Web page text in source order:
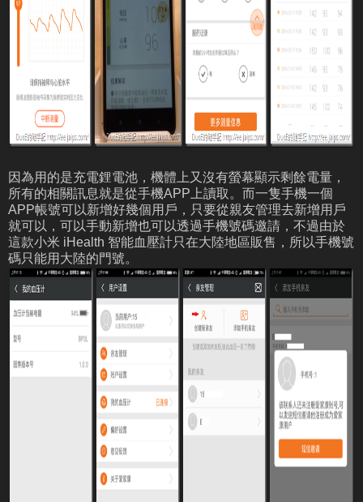
因為用的是充電鋰電池，機體上又沒有螢幕顯示剩餘電量，
所有的相關訊息就是從手機APP上讀取。而一隻手機一個
APP帳號可以新增好幾個用戶，只要從親友管理去新增用戶
就可以，可以手動新增也可以透過手機號碼邀請，不過由於
這款小米 iHealth 智能血壓計只在大陸地區販售，所以手機號
碼只能用大陸的門號。